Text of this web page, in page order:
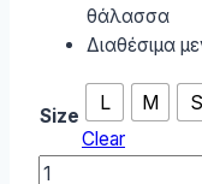
θάλασσα
Διαθέσιμα
Size
L M S
Clear
Funky